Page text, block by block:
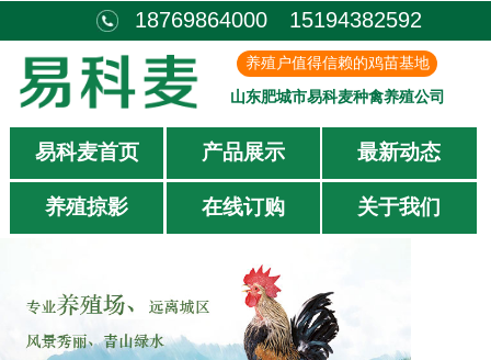
18769864000 15194382592
养殖户值得信赖的鸡苗基地
山东肥城市易科麦种禽养殖公司
易科麦首页 产品展示 最新动态
养殖掠影 在线订购 关于我们